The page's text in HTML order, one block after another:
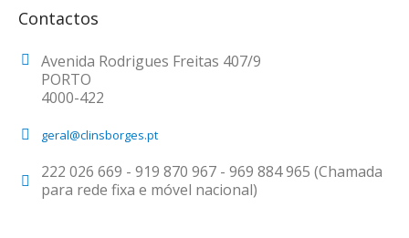
Contactos
Avenida Rodrigues Freitas 407/9
PORTO
4000-422
geral@clinsborges.pt
222 026 669 - 919 870 967 - 969 884 965 (Chamada
para rede fixa e móvel nacional)